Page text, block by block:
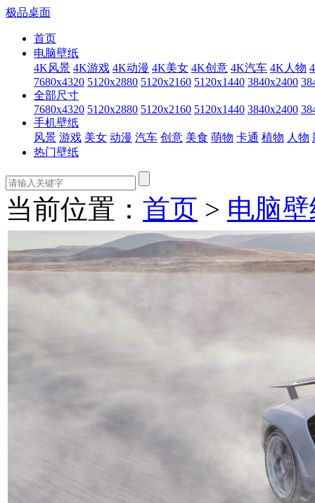
极品桌面
首页
电脑壁纸
4K风景 4K游戏 4K动漫 4K美女 4K创意 4K汽车 4K人物
7680x4320 5120x2880 5120x2160 5120x1440 3840x2400
全部尺寸
7680x4320 5120x2880 5120x2160 5120x1440 3840x2400
手机壁纸
风景 游戏 美女 动漫 汽车 创意 美食 萌物 卡通 植物 人物
热门壁纸
当前位置： 首页 > 电脑